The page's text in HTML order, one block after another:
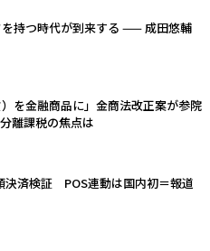
持つ時代が到来する —— 成田悠輔
）を金融商品に」金商法改正案が参院
離課税の焦点は
決済検証 POS連動は国内初＝報道